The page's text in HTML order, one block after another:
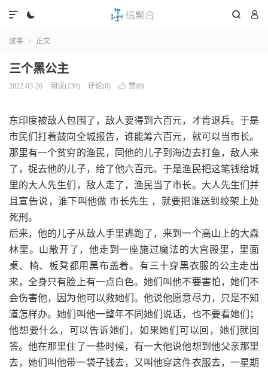
  

故事  正文
三个黑公主
2022-03-26 阅读(130) 评论(0)  赞(0)
东印度被敌人包围了，敌人要得到六百元，才肯退兵。于是
市民们打着鼓向全城报告，谁能筹六百元，就可以当市长。
那里有一个贫穷的渔民，同他的儿子到海边去打鱼，敌人来
了，捉去他的儿子，给了他六百元。于是渔民把这笔钱给城
里的大人先生们，敌人走了，渔民当了市长。大人先生们并
且宣告说，谁下叫他做 市长先生 ，就要把谁送到绞架上处
死刑。
后来，他的儿子从敌人手里逃跑了，来到一个高山上的大森
林里。山敞开了，他走到一座施过魔法的大宫殿里，里面
桌、椅、板凳都用黑布盖着。有三十穿黑衣服的公主走出
来，全身只有脸上有一点白色。她们叫他不要害怕，她们不
会伤害他，因为他可以救她们。他说他愿意尽力，只是不知
道怎样办。她们叫他一整年不同她们说话，也不要看她们；
他想要什么，可以告诉她们，如果她们可以回，她们就回
答。他在那里住了一些时候，有一大他说他想到他父亲那里
去，她们叫他带一袋子钱去，又叫他穿这件衣服去，一星期